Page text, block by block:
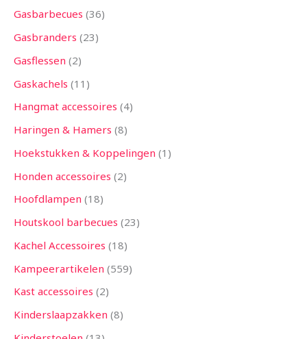
Gasbarbecues 36
Gasbranders 23
Gasflessen 2
Gaskachels 11
Hangmat accessoires 4
Haringen & Hamers 8
Hoekstukken & Koppelingen 1
Honden accessoires 2
Hoofdlampen 18
Houtskool barbecues 23
Kachel Accessoires 18
Kampeerartikelen 559
Kast accessoires 2
Kinderslaapzakken 8